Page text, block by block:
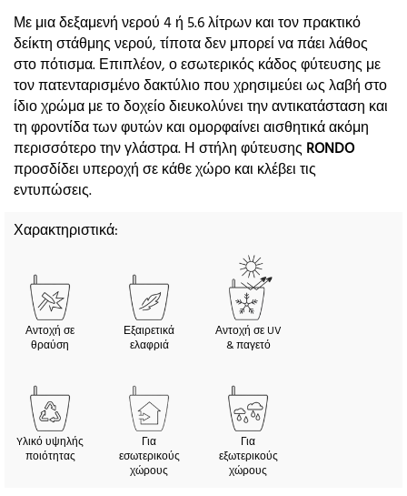
Με μια δεξαμενή νερού 4 ή 5.6 λίτρων και τον πρακτικό
δείκτη στάθμης νερού, τίποτα δεν μπορεί να πάει λάθος
στο πότισμα. Επιπλέον, ο εσωτερικός κάδος φύτευσης με
τον πατενταρισμένο δακτύλιο που χρησιμεύει ως λαβή στο
ίδιο χρώμα με το δοχείο διευκολύνει την αντικατάσταση και
τη φροντίδα των φυτών και ομορφαίνει αισθητικά ακόμη
περισσότερο την γλάστρα. Η στήλη φύτευσηςRONDO
προσδίδει υπεροχή σε κάθε χώρο και κλέβει τις
εντυπώσεις.
Χαρακτηριστικά:
Αντοχή σε
θραύση
Εξαιρετικά
ελαφριά
Αντοχή σε UV
& παγετό
Yλικό υψηλής
ποιότητας
Για
εσωτερικούς
χώρους
Για
εξωτερικούς
χώρους